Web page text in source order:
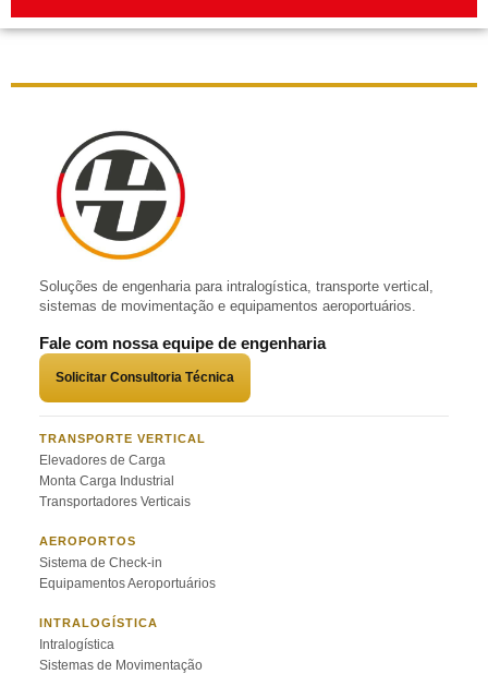
Soluções de engenharia para intralogística, transporte vertical,
sistemas de movimentação e equipamentos aeroportuários.
Fale com nossa equipe de engenharia
Solicitar Consultoria Técnica
TRANSPORTE VERTICAL
Elevadores de Carga
Monta Carga Industrial
Transportadores Verticais
AEROPORTOS
Sistema de Check-in
Equipamentos Aeroportuários
INTRALOGÍSTICA
Intralogística
Sistemas de Movimentação